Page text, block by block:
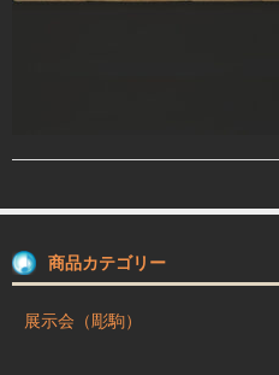
商品カテゴリー
展示会（彫駒）